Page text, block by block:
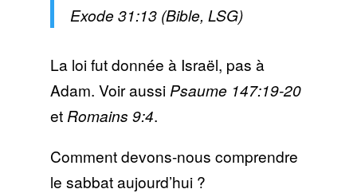
Exode 31:13 (Bible, LSG)
La loi fut donnée à Israël, pas à
Adam. Voir aussi Psaume 147:19-20
et Romains 9:4.
Comment devons-nous comprendre
le sabbat aujourd’hui ?